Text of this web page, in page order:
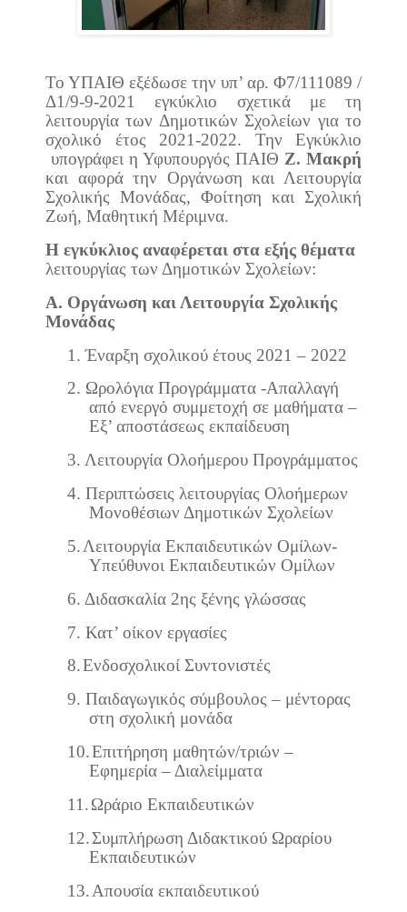
Το ΥΠΑΙΘ εξέδωσε την υπ’ αρ. Φ7/111089 /
Δ1/9-9-2021 εγκύκλιο σχετικά με τη
λειτουργία των Δημοτικών Σχολείων για το
σχολικό έτος 2021-2022. Την Εγκύκλιο
υπογράφει η Υφυπουργός ΠΑΙΘ Ζ. Μακρή
και αφορά την Οργάνωση και Λειτουργία
Σχολικής Μονάδας, Φοίτηση και Σχολική
Ζωή, Μαθητική Μέριμνα.
Η εγκύκλιος αναφέρεται στα εξής θέματα
λειτουργίας των Δημοτικών Σχολείων:
Α. Οργάνωση και Λειτουργία Σχολικής
Μονάδας
1. Έναρξη σχολικού έτους 2021 – 2022
2. Ωρολόγια Προγράμματα -Απαλλαγή
από ενεργό συμμετοχή σε μαθήματα –
Εξ’ αποστάσεως εκπαίδευση
3. Λειτουργία Ολοήμερου Προγράμματος
4. Περιπτώσεις λειτουργίας Ολοήμερων
Μονοθέσιων Δημοτικών Σχολείων
5.Λειτουργία Εκπαιδευτικών Ομίλων-
Υπεύθυνοι Εκπαιδευτικών Ομίλων
6. Διδασκαλία 2ης ξένης γλώσσας
7. Κατ’ οίκον εργασίες
8.Ενδοσχολικοί Συντονιστές
9. Παιδαγωγικός σύμβουλος – μέντορας
στη σχολική μονάδα
10.Επιτήρηση μαθητών/τριών –
Εφημερία – Διαλείμματα
11.Ωράριο Εκπαιδευτικών
12.Συμπλήρωση Διδακτικού Ωραρίου
Εκπαιδευτικών
13. Απουσία εκπαιδευτικού